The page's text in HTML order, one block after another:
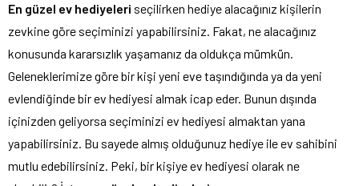
En güzel ev hediyeleri seçilirken hediye alacağınız kişilerin
zevkine göre seçiminizi yapabilirsiniz. Fakat, ne alacağınız
konusunda kararsızlık yaşamanız da oldukça mümkün.
Geleneklerimize göre bir kişi yeni eve taşındığında ya da yeni
evlendiğinde bir ev hediyesi almak icap eder. Bunun dışında
içinizden geliyorsa seçiminizi ev hediyesi almaktan yana
yapabilirsiniz. Bu sayede almış olduğunuz hediye ile ev sahibini
mutlu edebilirsiniz. Peki, bir kişiye ev hediyesi olarak ne